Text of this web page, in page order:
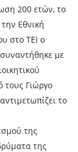
200 ετών, το
Εθνική
στο ΤΕΙ ο
με
τους Γιώργο
το
της
της